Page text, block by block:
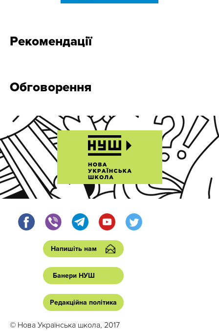
Рекомендації
Обговорення
Напишіть нам
Банери НУШ
Редакційна політика
© Нова Українська школа, 2017